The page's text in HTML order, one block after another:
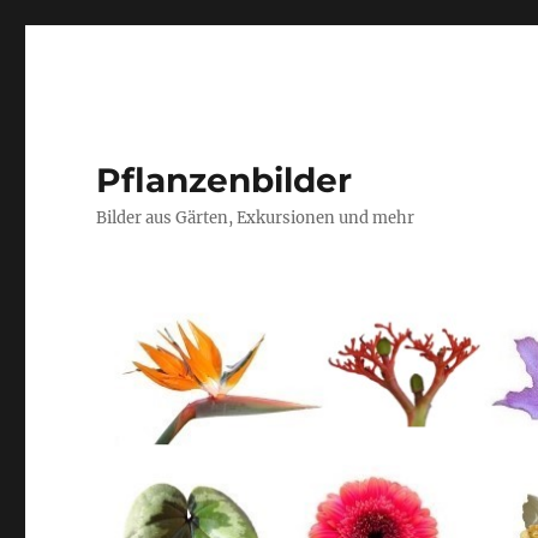
Pflanzenbilder
Bilder aus Gärten, Exkursionen und mehr